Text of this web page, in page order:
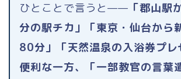
ひとことで言うと—— 「郡山駅
分の駅チカ」「東京・仙台から
80分」「天然温泉の入浴券プレ
便利な一方、「一部教官の言葉